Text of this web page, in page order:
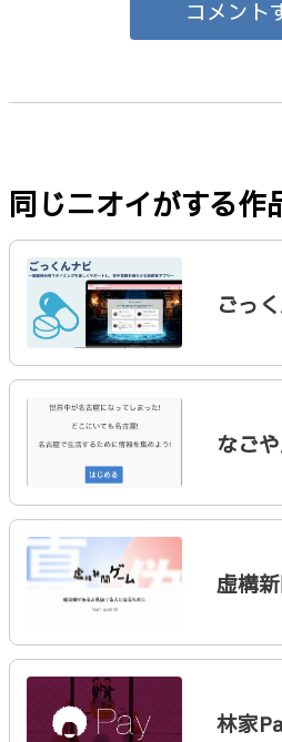
コメント
同じニオイがする作
ごっ
なご
虚構
林家